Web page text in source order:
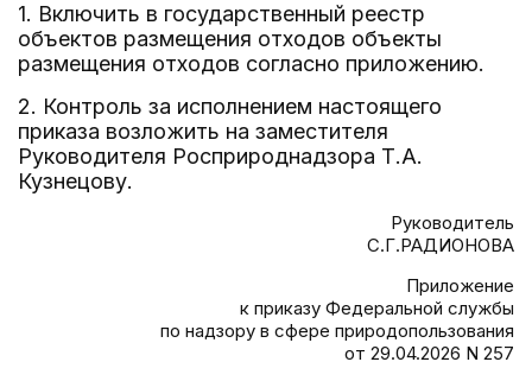
1. Включить в государственный реестр
объектов размещения отходов объекты
размещения отходов согласно приложению.
2. Контроль за исполнением настоящего
приказа возложить на заместителя
Руководителя Росприроднадзора Т.А.
Кузнецову.
Руководитель
С.Г.РАДИОНОВА
Приложение
к приказу Федеральной службы
по надзору в сфере природопользования
от 29.04.2026 N 257